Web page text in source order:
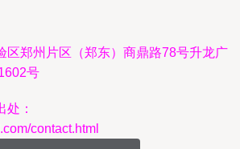
区郑州片区（郑东）商鼎路78号升龙广
号
处：
contact.html